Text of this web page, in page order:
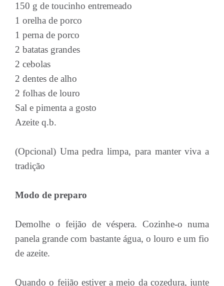
150 g de toucinho entremeado
1 orelha de porco
1 perna de porco
2 batatas grandes
2 cebolas
2 dentes de alho
2 folhas de louro
Sal e pimenta a gosto
Azeite q.b.
(Opcional) Uma pedra limpa, para manter viva a
tradição
Modo de preparo
Demolhe o feijão de véspera. Cozinhe-o numa
panela grande com bastante água, o louro e um fio
de azeite.
Quando o feijão estiver a meio da cozedura, junte